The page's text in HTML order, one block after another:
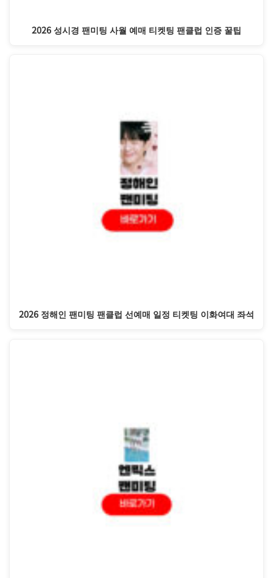
2026 성시경 팬미팅 사월 예매 티켓팅 팬클럽 인증 꿀팁
2026 정해인 팬미팅 팬클럽 선예매 일정 티켓팅 이화여대 좌석